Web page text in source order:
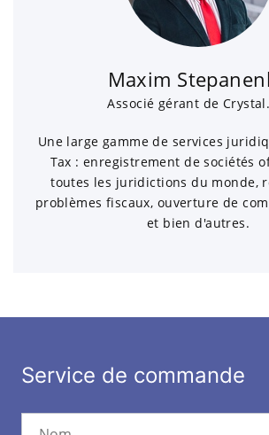
Maxim
Associé gérant de
Une large gamme de services
Tax : enregistrement de sociétés
toutes les juridictions du monde,
problèmes fiscaux, ouverture de
et bien d'autres.
Service de commande